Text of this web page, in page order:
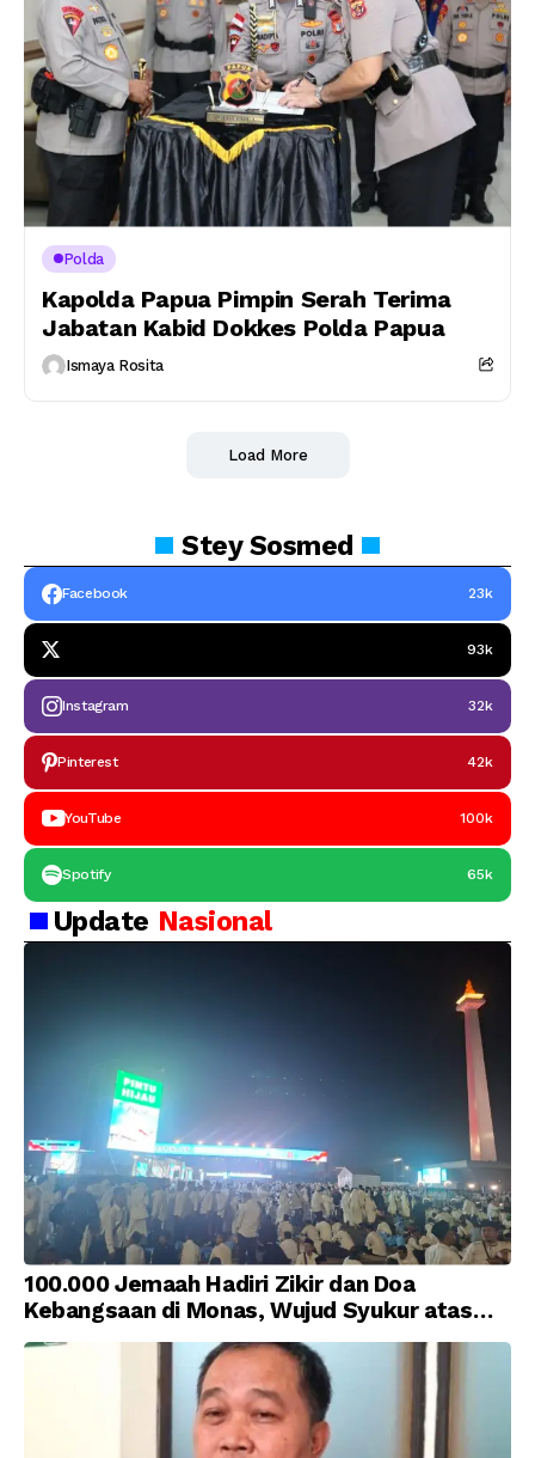
Polda
Kapolda Papua Pimpin Serah Terima
Jabatan Kabid Dokkes Polda Papua
Ismaya Rosita
Load More
SteySosmed
Facebook 23k
93k
Instagram 32k
Pinterest 42k
YouTube 100k
Spotify 65k
Update Nasional
100.000 Jemaah Hadiri Zikir dan Doa
Kebangsaan di Monas, Wujud Syukur atas
Kemerdekaan Indonesia